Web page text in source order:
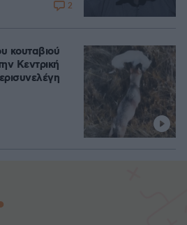
2
κουταβιού
Κεντρική